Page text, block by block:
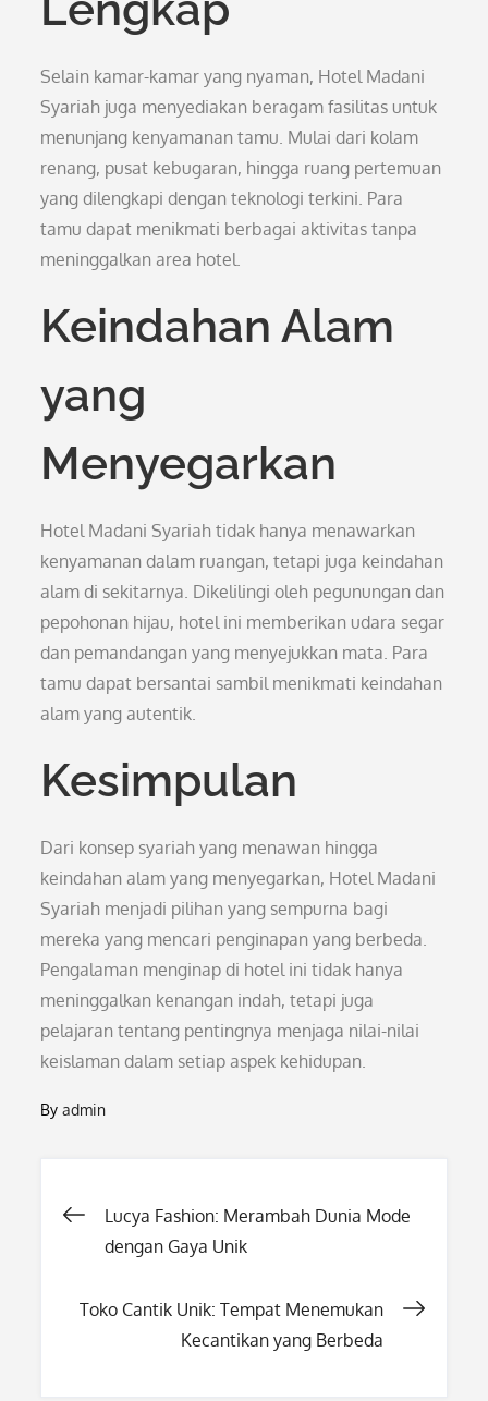
Selain kamar-kamar yang nyaman, Hotel Madani
Syariah juga menyediakan beragam fasilitas untuk
menunjang kenyamanan tamu. Mulai dari kolam
renang, pusat kebugaran, hingga ruang pertemuan
yang dilengkapi dengan teknologi terkini. Para
tamu dapat menikmati berbagai aktivitas tanpa
meninggalkan area hotel.
Keindahan Alam
yang
Menyegarkan
Hotel Madani Syariah tidak hanya menawarkan
kenyamanan dalam ruangan, tetapi juga keindahan
alam di sekitarnya. Dikelilingi oleh pegunungan dan
pepohonan hijau, hotel ini memberikan udara segar
dan pemandangan yang menyejukkan mata. Para
tamu dapat bersantai sambil menikmati keindahan
alam yang autentik.
Kesimpulan
Dari konsep syariah yang menawan hingga
keindahan alam yang menyegarkan, Hotel Madani
Syariah menjadi pilihan yang sempurna bagi
mereka yang mencari penginapan yang berbeda.
Pengalaman menginap di hotel ini tidak hanya
meninggalkan kenangan indah, tetapi juga
pelajaran tentang pentingnya menjaga nilai-nilai
keislaman dalam setiap aspek kehidupan.
Byadmin
Post
Lucya Fashion: Merambah Dunia Mode
dengan Gaya Unik
Toko Cantik Unik: Tempat Menemukan
Kecantikan yang Berbeda